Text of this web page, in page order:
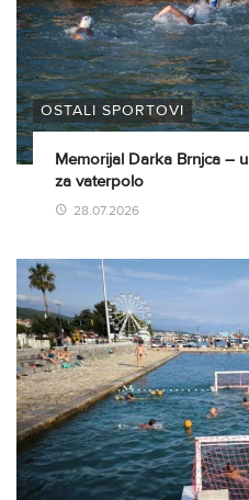
OSTALI SPORTOVI
Memorijal Darka Brnjca –
za vaterpolo
28.07.2026